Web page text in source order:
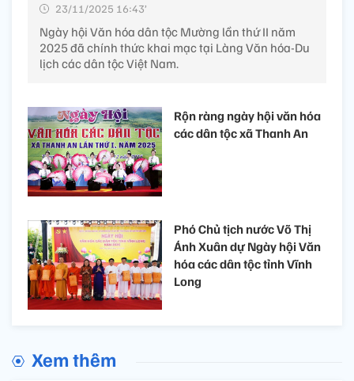
23/11/2025 16:43’
Ngày hội Văn hóa dân tộc Mường lần thứ II năm
2025 đã chính thức khai mạc tại Làng Văn hóa-Du
lịch các dân tộc Việt Nam.
Rộn ràng ngày hội văn hóa
các dân tộc xã Thanh An
Phó Chủ tịch nước Võ Thị
Ánh Xuân dự Ngày hội Văn
hóa các dân tộc tỉnh Vĩnh
Long
Xem thêm